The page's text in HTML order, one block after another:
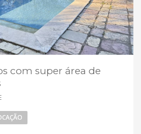
com super área de